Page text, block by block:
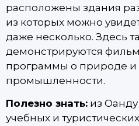
расположены здания
из которых можно
даже несколько. Здесь
демонстрируются
программы о природе и
промышленности.
Полезно знать: из
учебных и